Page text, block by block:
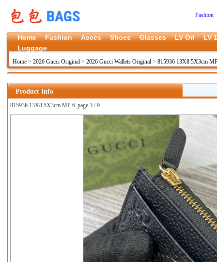
Fashion
Home Fashion Acces Shoes Glasses LV Ori
LV
Luggage
Home > 2026 Gucci Original > 2026 Gucci Wallets Original > 815936 13X8.5X3cm
Product Info
815936 13X8.5X3cm MP 6 page 3 / 9